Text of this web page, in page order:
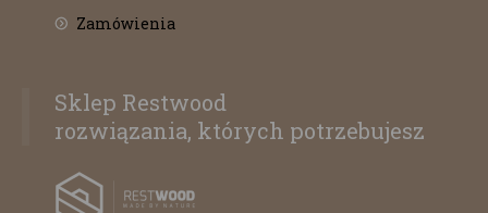
Zamówienia
Sklep Restwood
rozwiązania, których potrzebujesz